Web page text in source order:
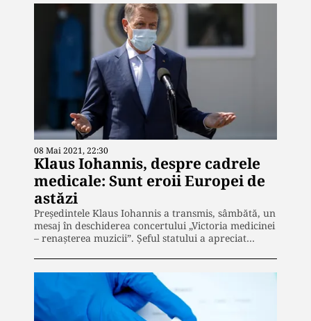
08 Mai 2021, 22:30
Klaus Iohannis, despre cadrele
medicale: Sunt eroii Europei de
astăzi
Preşedintele Klaus Iohannis a transmis, sâmbătă, un
mesaj în deschiderea concertului „Victoria medicinei
– renaşterea muzicii”. Şeful statului a apreciat…